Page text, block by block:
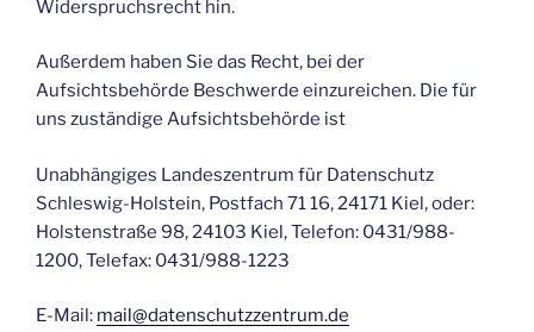
Widerspruchsrecht hin.
Außerdem haben Sie das Recht, bei der
Aufsichtsbehörde Beschwerde einzureichen. Die für
uns zuständige Aufsichtsbehörde ist
Unabhängiges Landeszentrum für Datenschutz
Schleswig-Holstein, Postfach 71 16, 24171 Kiel, oder:
Holstenstraße 98, 24103 Kiel, Telefon: 0431/988-
1200, Telefax: 0431/988-1223
E-Mail: mail@datenschutzzentrum.de